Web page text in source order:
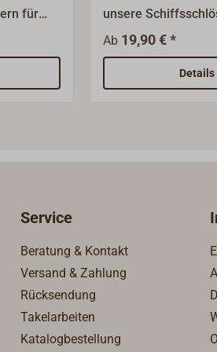
für
unsere
Fallenschlösser ohne
Schließfunktionen) mit einem 9
mm
polierter oder
Ab 19,90 € *
Details
Service
Beratung & Kontakt
Versand & Zahlung
Rücksendung
Takelarbeiten
Katalogbestellung